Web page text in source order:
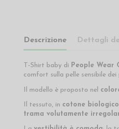
Descrizione Dettagli
T-Shirt baby di People Wear
comfort sulla pelle sensibile dei
Il modello è proposto nel
Il tessuto, in cotone
trama volutamente